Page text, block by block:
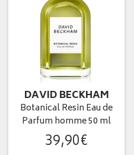
DAVID BECKHAM
Botanical Resin Eau de
Parfum homme 50 ml
39,90€